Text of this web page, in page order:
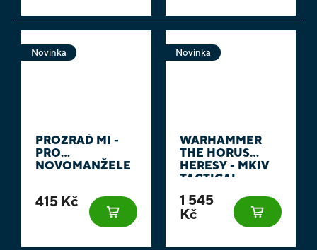
Novinka
PROZRAĎ MI -
PRO
NOVOMANŽELE
415 Kč
Novinka
WARHAMMER
THE HORUS
HERESY - MKIV
TACTICAL
1 545
Kč